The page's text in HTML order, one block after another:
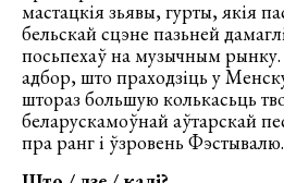
мастацкія зьявы, гурты, якія
бельскай сцэне пазьней
посьпехаў на музычным
адбор, што праходзіць у
штораз большую колькасьць
беларускамоўнай аўтарскай
пра ранг і ўзровень Фэстывалю.